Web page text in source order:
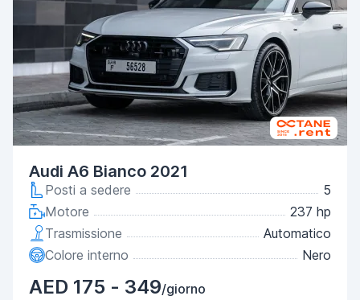
Audi A6 Bianco 2021
Posti a sedere
5
Motore
237 hp
Trasmissione
Automatico
Colore interno
Nero
AED 175 - 349/giorno